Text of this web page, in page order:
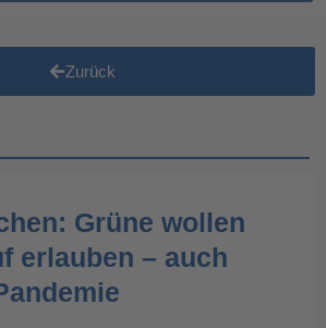
Zurück
Grüne wollen
erlauben – auch